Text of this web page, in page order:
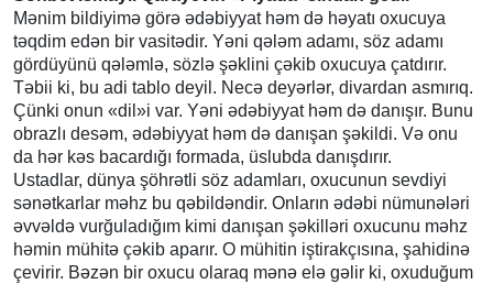
Mənim bildiyimə görə ədəbiyyat həm də həyatı oxucuya
təqdim edən bir vasitədir. Yəni qələm adamı, söz adamı
gördüyünü qələmlə, sözlə şəklini çəkib oxucuya çatdırır.
Təbii ki, bu adi tablo deyil. Necə deyərlər, divardan asmırıq.
Çünki onun «dil»i var. Yəni ədəbiyyat həm də danışır. Bunu
obrazlı desəm, ədəbiyyat həm də danışan şəkildi. Və onu
da hər kəs bacardığı formada, üslubda danışdırır.
Ustadlar, dünya şöhrətli söz adamları, oxucunun sevdiyi
sənətkarlar məhz bu qəbildəndir. Onların ədəbi nümunələri
əvvəldə vurğuladığım kimi danışan şəkilləri oxucunu məhz
həmin mühitə çəkib aparır. O mühitin iştirakçısına, şahidinə
çevirir. Bəzən bir oxucu olaraq mənə elə gəlir ki, oxuduğum